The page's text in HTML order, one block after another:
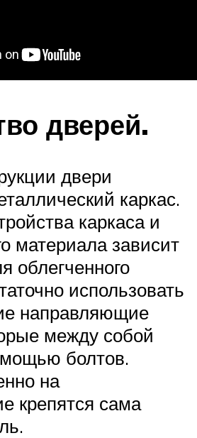
дверей.
двери
каркас.
каркаса и
материала зависит
облегченного
использовать
направляющие
между собой
болтов.
на
крепятся сама